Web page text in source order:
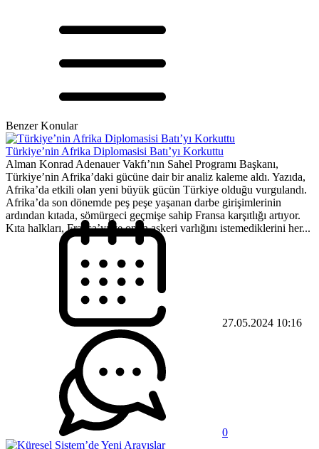
Benzer Konular
Türkiye’nin Afrika Diplomasisi Batı’yı Korkuttu
Alman Konrad Adenauer Vakfı’nın Sahel Programı Başkanı,
Türkiye’nin Afrika’daki gücüne dair bir analiz kaleme aldı. Yazıda,
Afrika’da etkili olan yeni büyük gücün Türkiye olduğu vurgulandı.
Afrika’da son dönemde peş peşe yaşanan darbe girişimlerinin
ardından kıtada, sömürgeci geçmişe sahip Fransa karşıtlığı artıyor.
Kıta halkları, Fransa’yı ve onun askeri varlığını istemediklerini her...
27.05.2024 10:16
0